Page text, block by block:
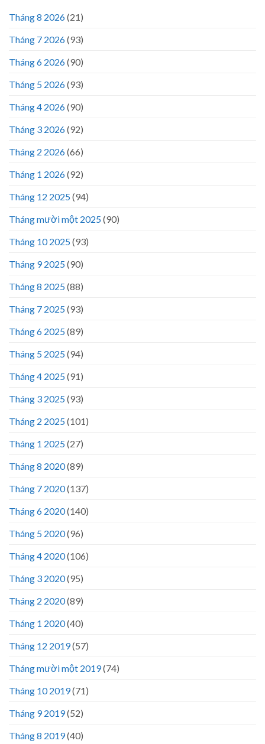
Tháng 8 2026(21)
Tháng 7 2026(93)
Tháng 6 2026(90)
Tháng 5 2026(93)
Tháng 4 2026(90)
Tháng 3 2026(92)
Tháng 2 2026(66)
Tháng 1 2026(92)
Tháng 12 2025(94)
Tháng mười một 2025(90)
Tháng 10 2025(93)
Tháng 9 2025(90)
Tháng 8 2025(88)
Tháng 7 2025(93)
Tháng 6 2025(89)
Tháng 5 2025(94)
Tháng 4 2025(91)
Tháng 3 2025(93)
Tháng 2 2025(101)
Tháng 1 2025(27)
Tháng 8 2020(89)
Tháng 7 2020(137)
Tháng 6 2020(140)
Tháng 5 2020(96)
Tháng 4 2020(106)
Tháng 3 2020(95)
Tháng 2 2020(89)
Tháng 1 2020(40)
Tháng 12 2019(57)
Tháng mười một 2019(74)
Tháng 10 2019(71)
Tháng 9 2019(52)
Tháng 8 2019(40)